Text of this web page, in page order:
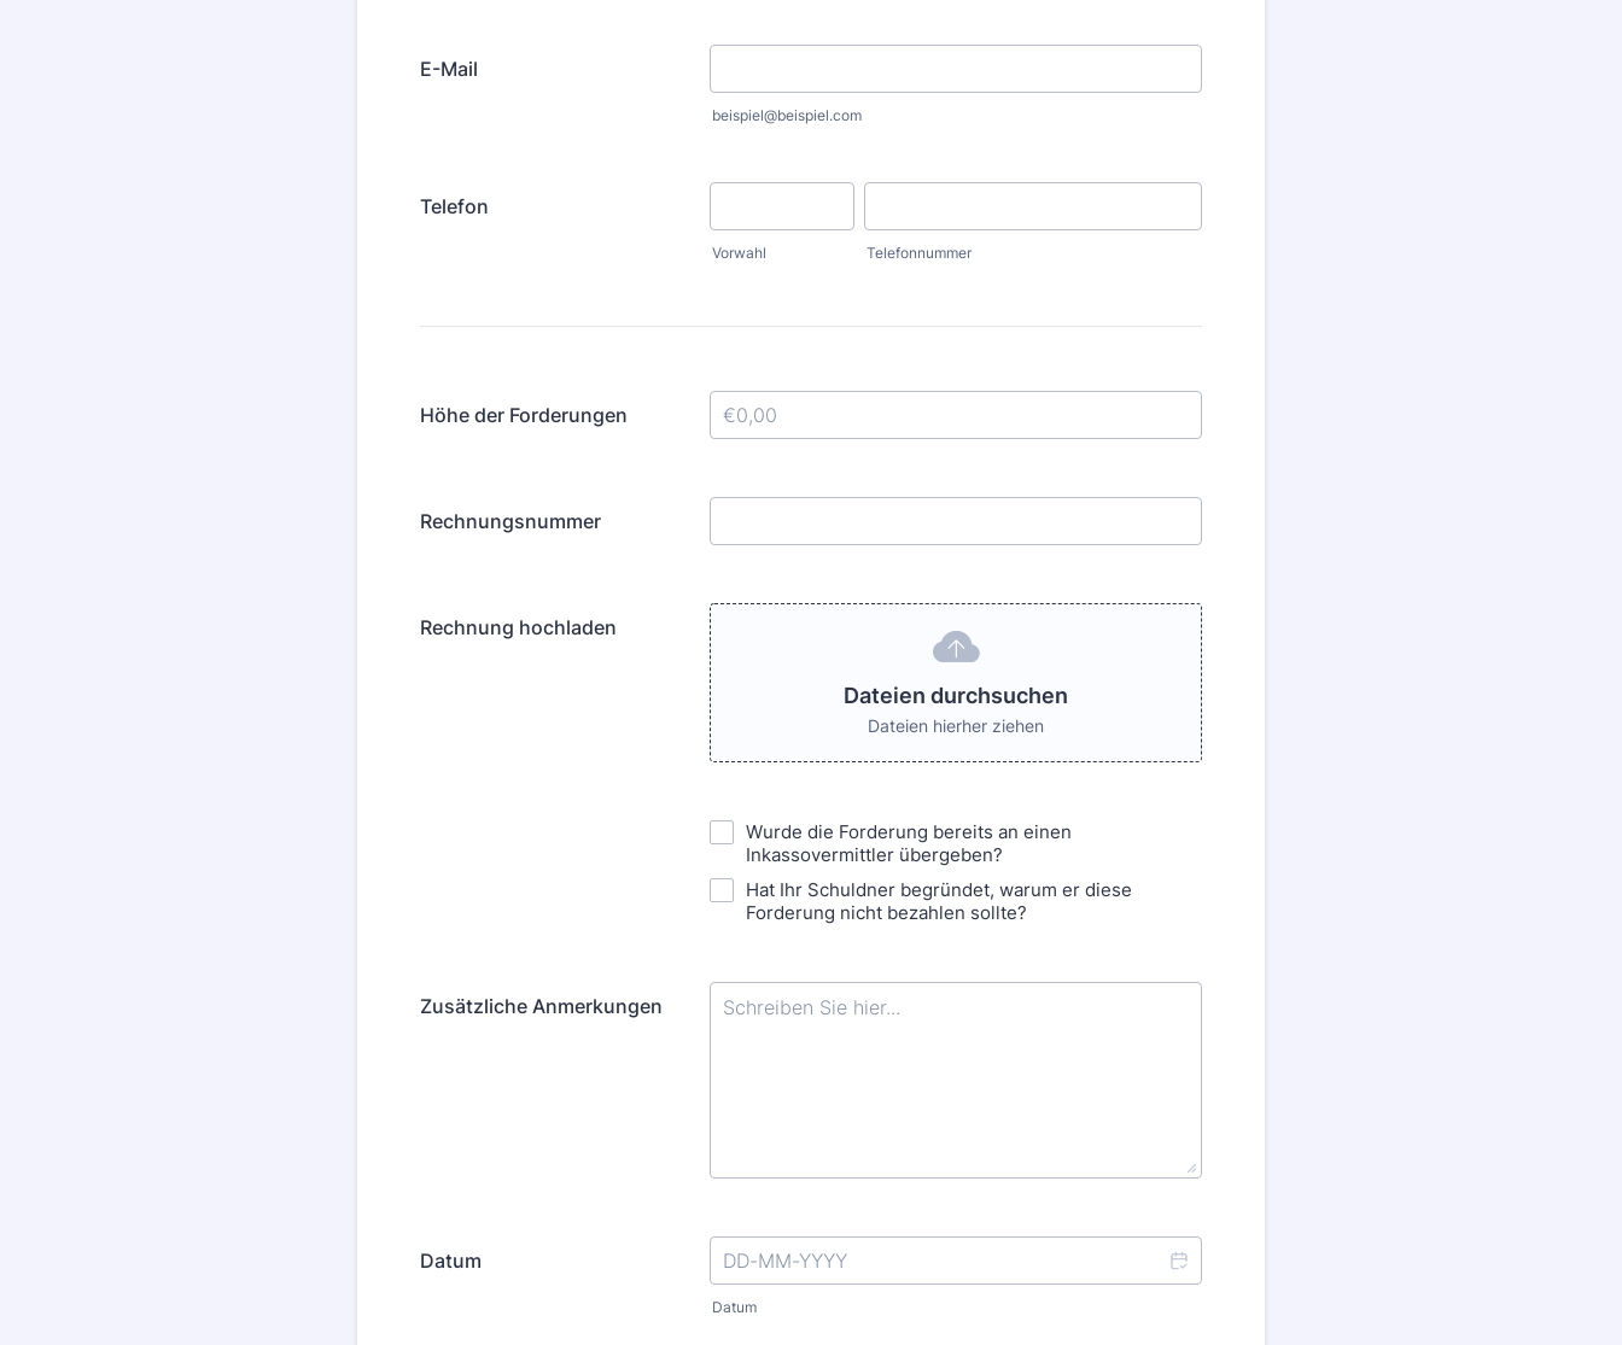
E-Mail
beispiel@beispiel.com
Telefon
Vorwahl Telefonnummer
Höhe der Forderungen
Rechnungsnummer
Rechnung hochladen
Dateien durchsuchen
Dateien hierher ziehen
Wurde die Forderung bereits an einen
Inkassovermittler übergeben?
Hat Ihr Schuldner begründet, warum er diese
Forderung nicht bezahlen sollte?
Zusätzliche Anmerkungen
Datum
Datum